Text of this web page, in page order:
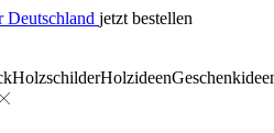
jetzt bestellen
HolzschilderHolzideen